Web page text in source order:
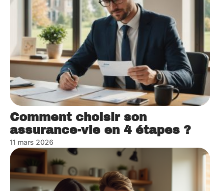
Comment choisir son
assurance-vie en 4 étapes ?
11 mars 2026